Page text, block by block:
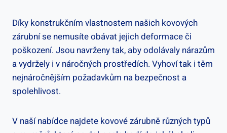
Díky konstrukčním vlastnostem našich kovových
zárubní se nemusíte obávat jejich deformace či
poškození. Jsou navrženy tak, aby odolávaly nárazům
a vydržely i v náročných prostředích. Vyhoví tak i těm
nejnáročnějším požadavkům na bezpečnost a
spolehlivost.
V naší nabídce najdete kovové zárubně různých typů